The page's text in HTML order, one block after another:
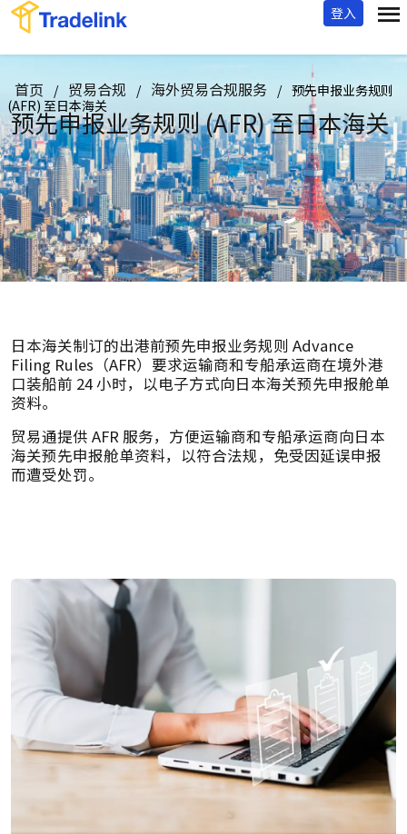
登入
首页 / 贸易合规 / 海外贸易合规服务 / 预先申报业务规则
(AFR) 至日本海关
预先申报业务规则 (AFR)至日本海关
日本海关制订的出港前预先申报业务规则 Advance
Filing Rules（AFR）要求运输商和专船承运商在境外港
口装船前 24 小时，以电子方式向日本海关预先申报舱单
资料。
贸易通提供 AFR 服务，方便运输商和专船承运商向日本
海关预先申报舱单资料，以符合法规，免受因延误申报
而遭受处罚。